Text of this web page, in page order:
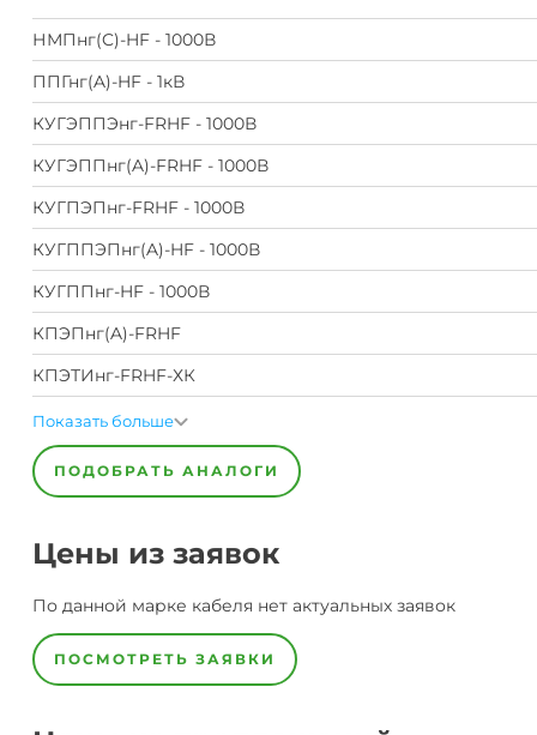
НМПнг(C)-HF - 1000В
ППГнг(A)-HF - 1кВ
КУГЭППЭнг-FRHF - 1000В
КУГЭППнг(A)-FRHF - 1000В
КУГПЭПнг-FRHF - 1000В
КУГППЭПнг(A)-HF - 1000В
КУГППнг-HF - 1000В
КПЭПнг(A)-FRHF
КПЭТИнг-FRHF-ХК
Показать больше
ПОДОБРАТЬ АНАЛОГИ
Цены из заявок
По данной марке кабеля нет актуальных заявок
ПОСМОТРЕТЬ ЗАЯВКИ